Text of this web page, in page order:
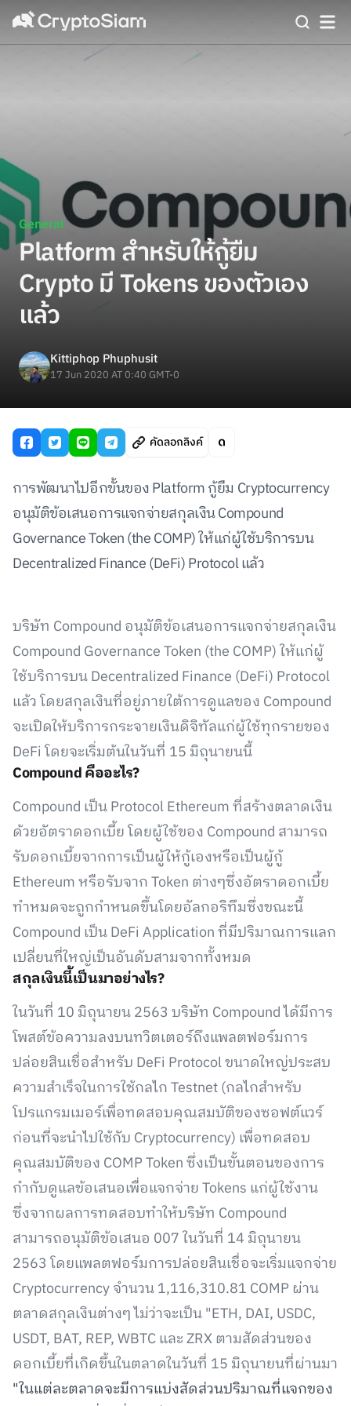
General
Platform สำหรับให้กู้ยืม
Crypto มี Tokens ของตัวเอง
แล้ว
Kittiphop Phuphusit
17 Jun 2020 AT 0:40 GMT-0
คัดลอกลิงค์
การพัฒนาไปอีกขั้นของ Platform กู้ยืม Cryptocurrency
อนุมัติข้อเสนอการแจกจ่ายสกุลเงิน Compound
Governance Token (the COMP) ให้แก่ผู้ใช้บริการบน
Decentralized Finance (DeFi) Protocol แล้ว
บริษัท Compound อนุมัติข้อเสนอการแจกจ่ายสกุลเงิน
Compound Governance Token (the COMP) ให้แก่ผู้
ใช้บริการบน Decentralized Finance (DeFi) Protocol
แล้ว โดยสกุลเงินที่อยู่ภายใต้การดูแลของ Compound
จะเปิดให้บริการกระจายเงินดิจิทัลแก่ผู้ใช้ทุกรายของ
DeFi โดยจะเริ่มต้นในวันที่ 15 มิถุนายนนี้
Compound คืออะไร?
Compound เป็น Protocol Ethereum ที่สร้างตลาดเงิน
ด้วยอัตราดอกเบี้ย โดยผู้ใช้ของ Compound สามารถ
รับดอกเบี้ยจากการเป็นผู้ให้กู้เองหรือเป็นผู้กู้
Ethereum หรือรับจาก Token ต่างๆซึ่งอัตราดอกเบี้ย
ทำหมดจะถูกกำหนดขึ้นโดยอัลกอริทึมซึ่งขณะนี้
Compound เป็น DeFi Application ที่มีปริมาณการแลก
เปลี่ยนที่ใหญ่เป็นอันดับสามจากทั้งหมด
สกุลเงินนี้เป็นมาอย่างไร?
ในวันที่ 10 มิถุนายน 2563 บริษัท Compound ได้มีการ
โพสต์ข้อความลงบนทวิตเตอร์ถึงแพลตฟอร์มการ
ปล่อยสินเชื่อสำหรับ DeFi Protocol ขนาดใหญ่ประสบ
ความสำเร็จในการใช้กลไก Testnet (กลไกสำหรับ
โปรแกรมเมอร์เพื่อทดสอบคุณสมบัติของซอฟต์แวร์
ก่อนที่จะนำไปใช้กับ Cryptocurrency) เพื่อทดสอบ
คุณสมบัติของ COMP Token ซึ่งเป็นขั้นตอนของการ
กำกับดูแลข้อเสนอเพื่อแจกจ่าย Tokens แก่ผู้ใช้งาน
ซึ่งจากผลการทดสอบทำให้บริษัท Compound
สามารถอนุมัติข้อเสนอ 007 ในวันที่ 14 มิถุนายน
2563 โดยแพลตฟอร์มการปล่อยสินเชื่อจะเริ่มแจกจ่าย
Cryptocurrency จำนวน 1,116,310.81 COMP ผ่าน
ตลาดสกุลเงินต่างๆ ไม่ว่าจะเป็น "ETH, DAI, USDC,
USDT, BAT, REP, WBTC และ ZRX ตามสัดส่วนของ
ดอกเบี้ยที่เกิดขึ้นในตลาดในวันที่ 15 มิถุนายนที่ผ่านมา
"ในแต่ละตลาดจะมีการแบ่งสัดส่วนปริมาณที่แจกของ